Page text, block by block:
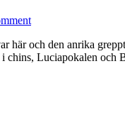
här och den anrika
chins, Luciapokalen